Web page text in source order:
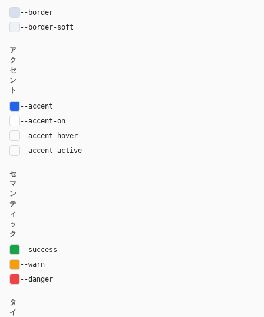
--border
--border-soft
ア
ク
セ
ン
ト
--accent
--accent-on
--accent-hover
--accent-active
セ
マ
ン
テ
ィ
ッ
ク
--success
--warn
--danger
タ
イ